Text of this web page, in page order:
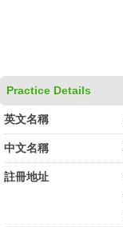
Practice Details
英文名稱
中文名稱
註冊地址